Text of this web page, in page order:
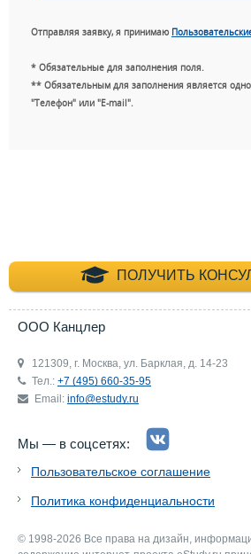
Отправляя заявку, я принимаю
* Обязательные для заполнения поля.
** Обязательным для заполнения является
"Телефон" или "E-mail".
ПОЛУЧИТЬ +7
ООО Канцлер
121309, г. Москва, ул. Барклая, д. 14-23
Тел.: +7 (495) 660-35-95
Email: info@estudy.ru
Мы — в соцсетях:
Пользовательское соглашение
Политика конфиденциальности
© 1998-2026 Все права на дизайн,